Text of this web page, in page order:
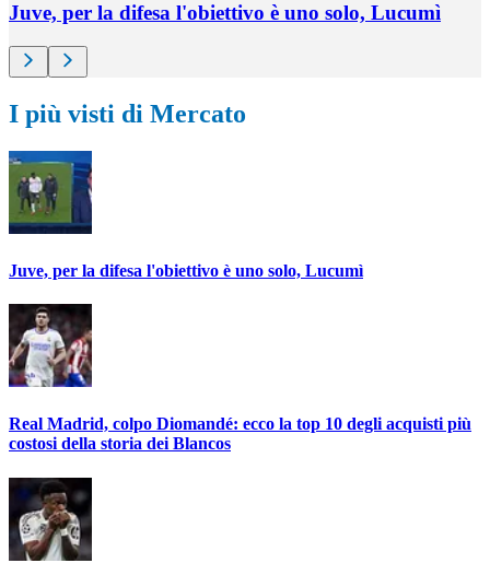
Juve, per la difesa l'obiettivo è uno solo, Lucumì
I più visti di Mercato
Juve, per la difesa l'obiettivo è uno solo, Lucumì
Real Madrid, colpo Diomandé: ecco la top 10 degli acquisti più
costosi della storia dei Blancos